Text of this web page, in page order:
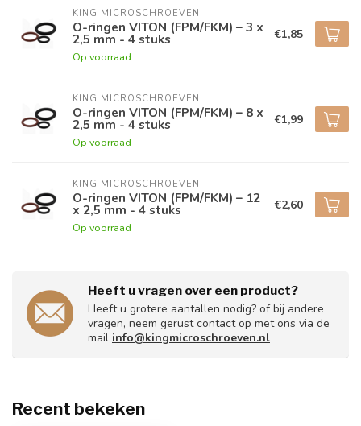
KING MICROSCHROEVEN
O-ringen VITON (FPM/FKM) – 3 x
2,5 mm - 4 stuks
Op voorraad
€1,85
KING MICROSCHROEVEN
O-ringen VITON (FPM/FKM) – 8 x
2,5 mm - 4 stuks
Op voorraad
€1,99
KING MICROSCHROEVEN
O-ringen VITON (FPM/FKM) – 12
x 2,5 mm - 4 stuks
Op voorraad
€2,60
Heeft u vragen over een product?
Heeft u grotere aantallen nodig? of bij andere
vragen, neem gerust contact op met ons via de
mail info@kingmicroschroeven.nl
Recent bekeken